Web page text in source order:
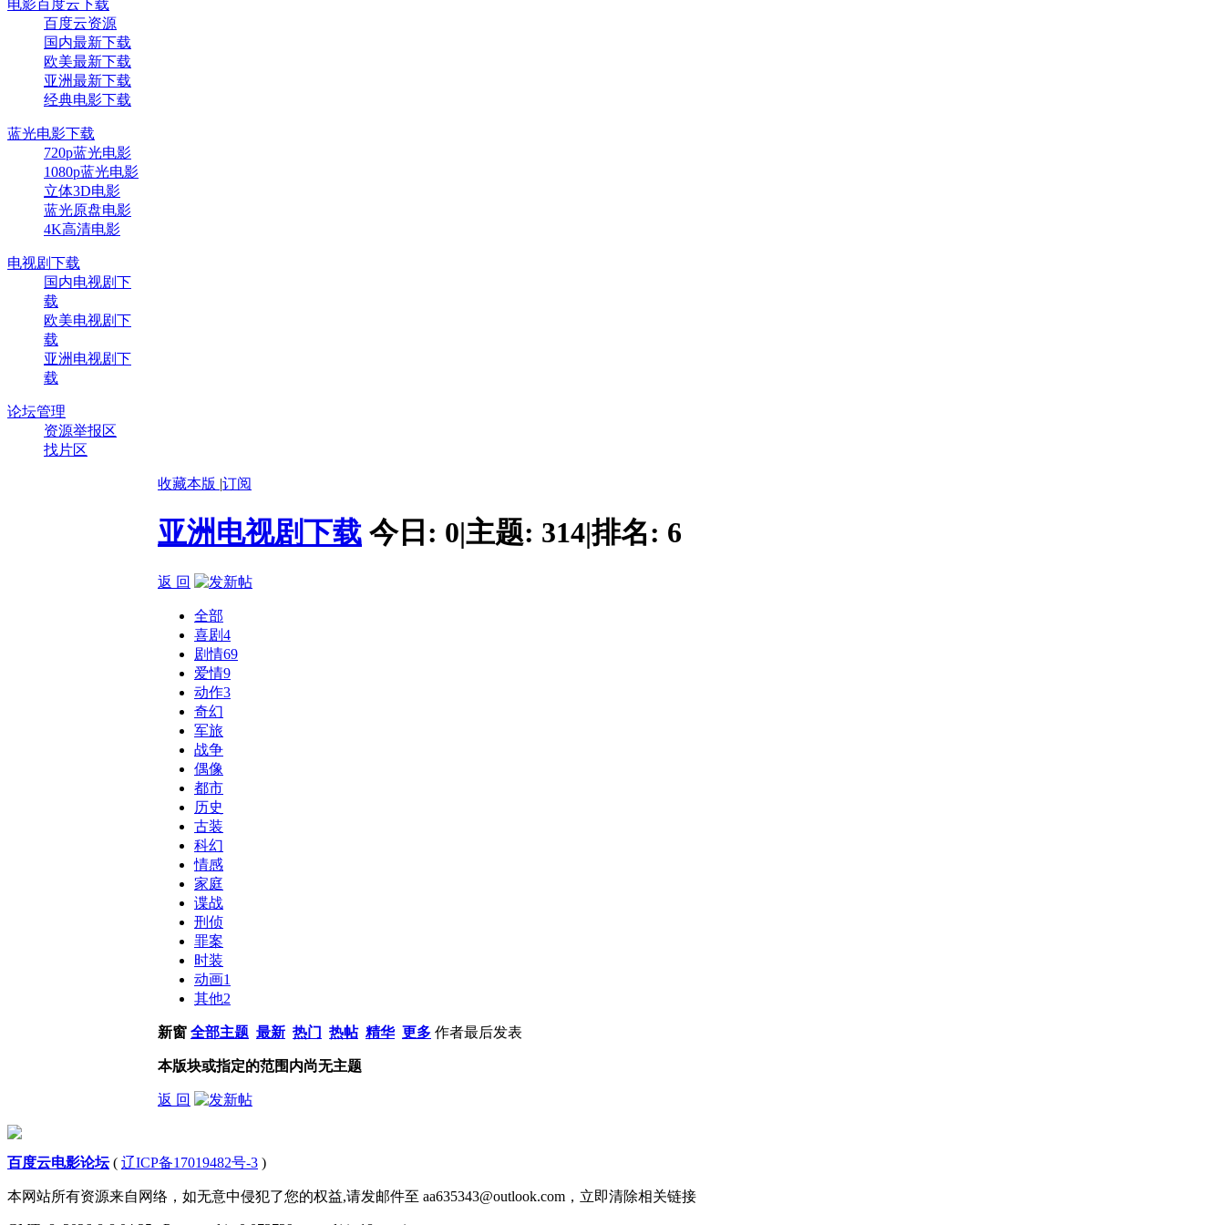
电影百度云下载
百度云资源
国内最新下载
欧美最新下载
亚洲最新下载
经典电影下载
蓝光电影下载
720p蓝光电影
1080p蓝光电影
立体3D电影
蓝光原盘电影
4K高清电影
电视剧下载
国内电视剧下
载
欧美电视剧下
载
亚洲电视剧下
载
论坛管理
资源举报区
找片区
收藏本版 |订阅
亚洲电视剧下载 今日: 0|主题: 314|排名: 6
返 回
全部
喜剧4
剧情69
爱情9
动作3
奇幻
军旅
战争
偶像
都市
历史
古装
科幻
情感
家庭
谍战
刑侦
罪案
时装
动画1
其他2
新窗 全部主题 最新 热门 热帖 精华 更多 作者最后发表
本版块或指定的范围内尚无主题
返 回
百度云电影论坛( 辽ICP备17019482号-3 )
本网站所有资源来自网络，如无意中侵犯了您的权益,请发邮件至 aa635343@outlook.com ，立即清除相关链接